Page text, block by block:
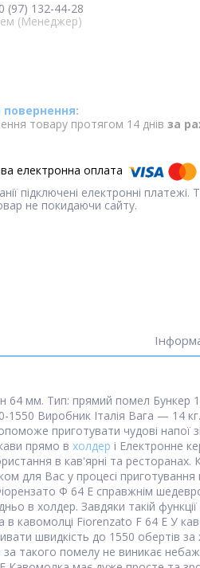
(97) 132-44-28
(Менеджер)
товару протягом 14 днів за
підключені електронні
не покидаючи сайту.
64 мм. Тип: прямий помел Бункер
Виробник Італія Вага — 14 кг.
приготувати чудові напої
прямо в холдер і Електронне
в кав'ярні та
для Вас у процесі приготування
Ф 64 Е справжнім
в холдер. Завдяки такій
кавомолці Fiorenzato F 64 E У
швидкість до 1550 обертів за
такого помелу не виникає